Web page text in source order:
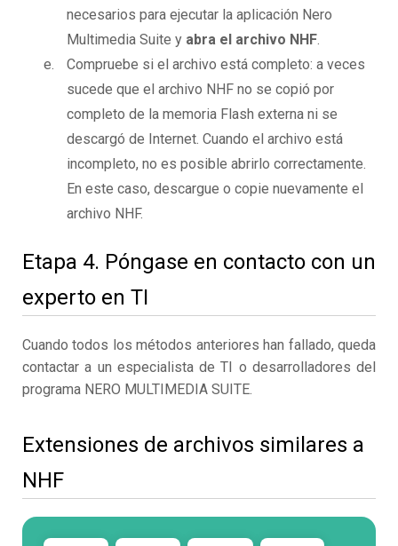
necesarios para ejecutar la aplicación Nero
Multimedia Suite y abra el archivo NHF.
Compruebe si el archivo está completo: a veces
sucede que el archivo NHF no se copió por
completo de la memoria Flash externa ni se
descargó de Internet. Cuando el archivo está
incompleto, no es posible abrirlo correctamente.
En este caso, descargue o copie nuevamente el
archivo NHF.
Etapa 4. Póngase en contacto con un
experto en TI
Cuando todos los métodos anteriores han fallado, queda
contactar a un especialista de TI o desarrolladores del
programa NERO MULTIMEDIA SUITE.
Extensiones de archivos similares a
NHF